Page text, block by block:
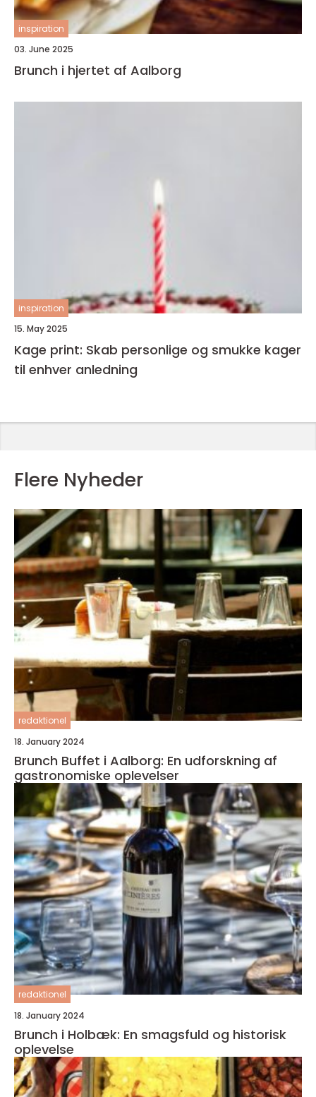
inspiration
03. June 2025
Brunch i hjertet af Aalborg
inspiration
15. May 2025
Kage print: Skab personlige og smukke kager
til enhver anledning
Flere Nyheder
redaktionel
18. January 2024
Brunch Buffet i Aalborg: En udforskning af
gastronomiske oplevelser
redaktionel
18. January 2024
Brunch i Holbæk: En smagsfuld og historisk
oplevelse